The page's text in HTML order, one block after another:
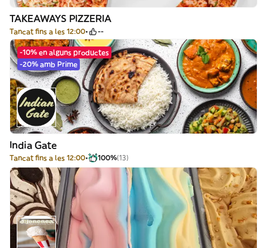
TAKEAWAYS PIZZERIA
Tancat fins a les 12:00 --
-10% en alguns productes
-20% amb Prime
India Gate
Tancat fins a les 12:00 100%(13)